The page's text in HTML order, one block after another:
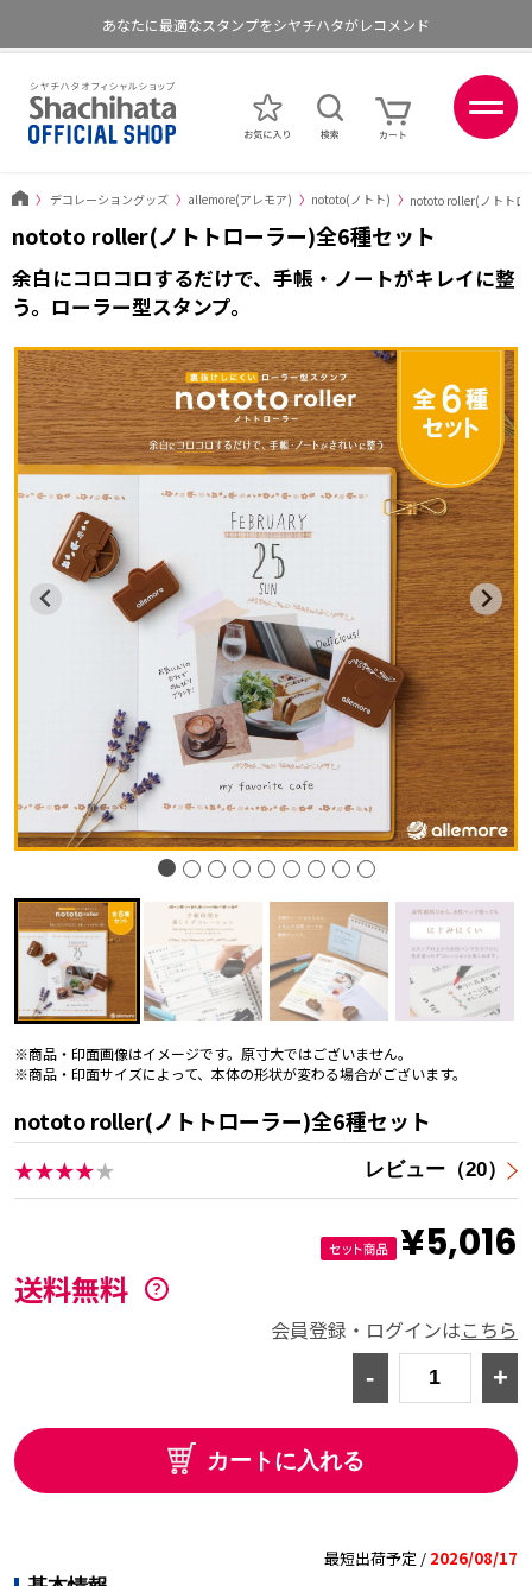
あなたに最適なスタンプをシヤチハタがレコメンド
〉 デコレーショングッズ 〉 allemore(アレモア) 〉 nototo(ノトト) 〉 nototo roller(ノトトロ
nototo roller(ノトトローラー)全6種セット
余白にコロコロするだけで、手帳・ノートがキレイに整
う。ローラー型スタンプ。
※商品・印面画像はイメージです。原寸大ではございません。
※商品・印面サイズによって、本体の形状が変わる場合がございます。
nototo roller(ノトトローラー)全6種セット
★★★★★ レビュー（20）
¥5,016
送料無料
会員登録・ログインはこちら
- +
カートに入れる
最短出荷予定 / 2026/08/17